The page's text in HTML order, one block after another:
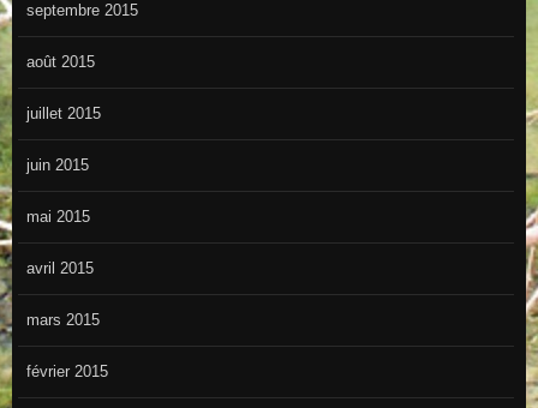
septembre 2015
août 2015
juillet 2015
juin 2015
mai 2015
avril 2015
mars 2015
février 2015